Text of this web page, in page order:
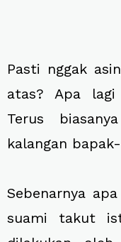
Pasti nggak
atas? Apa
Terus
kalangan
Sebenarnya
suami takut